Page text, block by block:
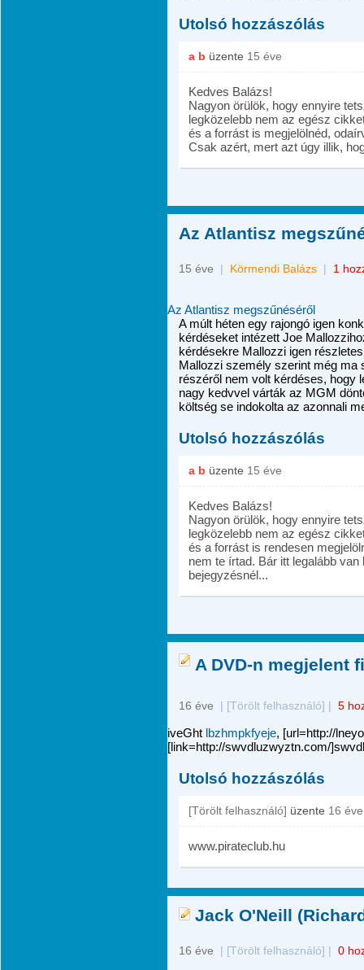
Utolsó hozzászólás
a b üzente 15 éve
Kedves Balázs!
Nagyon örülök, hogy ennyire
legközelebb nem az egész
és a forrást is megjelölnéd,
Csak azért, mert azt úgy illik,
Az Atlantisz
15 éve | Körmendi Balázs | 1
Az Atlantisz megszűnéséről
A múlt héten egy rajongó igen
kérdéseket intézett Joe
kérdésekre Mallozzi igen
Mallozzi személy szerint még ma
részéről nem volt kérdéses, hogy
nagy kedvvel várták az MGM
költség se indokolta az azonnali
Utolsó hozzászólás
a b üzente 15 éve
Kedves Balázs!
Nagyon örülök, hogy ennyire
legközelebb nem az egész
és a forrást is rendesen
nem te írtad. Bár itt legalább
bejegyzésnél...
A DVD-n megjelent
16 éve | [Törölt felhasználó] | 5
iveGht lbzhmpkfyeje, [url=http://
[link=http://swvdluzwyztn.com/
Utolsó hozzászólás
[Törölt felhasználó] üzente 16 éve
www.pirateclub.hu
Jack O'Neill
16 éve | [Törölt felhasználó] | 0